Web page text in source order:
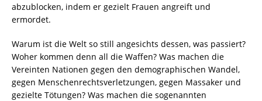
abzublocken, indem er gezielt Frauen angreift und
ermordet.
Warum ist die Welt so still angesichts dessen, was passiert?
Woher kommen denn all die Waffen? Was machen die
Vereinten Nationen gegen den demographischen Wandel,
gegen Menschenrechtsverletzungen, gegen Massaker und
gezielte Tötungen? Was machen die sogenannten